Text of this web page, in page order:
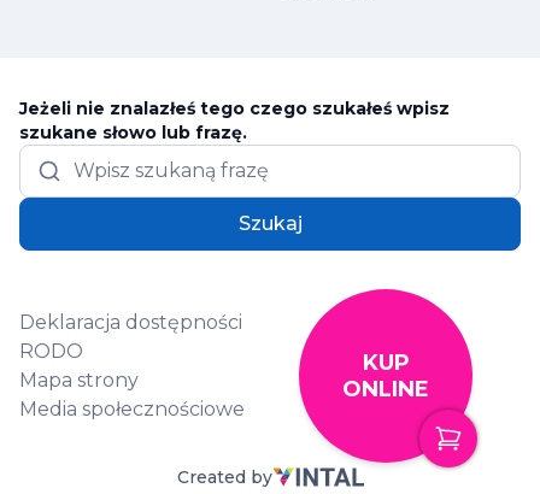
Jeżeli nie znalazłeś tego czego szukałeś wpisz
szukane słowo lub frazę.
Szukaj
Deklaracja dostępności
RODO
Mapa strony
Media społecznościowe
Created by
KUP
ONLINE